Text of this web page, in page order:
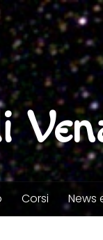
Corsi News